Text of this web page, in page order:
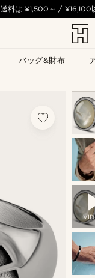
バッグ&財布
送料は¥1,500 ～ / ¥16,100